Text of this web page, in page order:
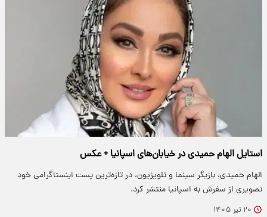
استایل الهام حمیدی در خیابان‌های اسپانیا + عکس
الهام حمیدی، بازیگر سینما و تلویزیون، در تازه‌ترین پست اینستاگرامی خود
تصویری از سفرش به اسپانیا منتشر کرد.
۲۰ تیر ۱۴۰۵